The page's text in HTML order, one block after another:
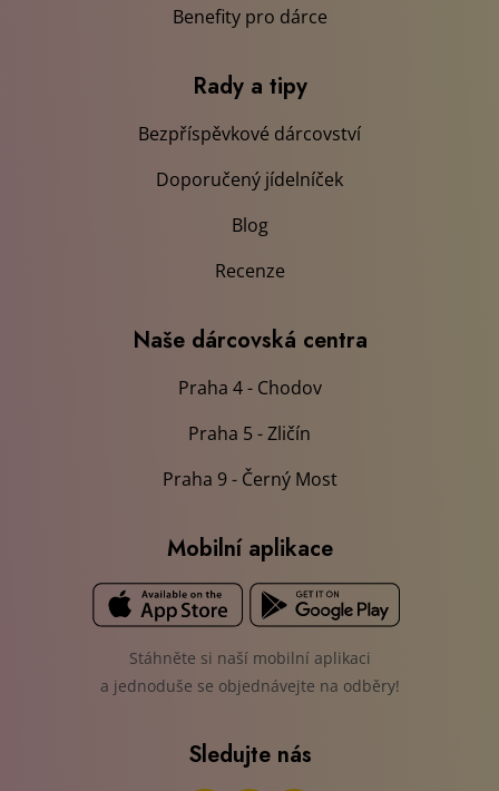
Benefity pro dárce
Rady a tipy
Bezpříspěvkové dárcovství
Doporučený jídelníček
Blog
Recenze
Naše dárcovská centra
Praha 4 - Chodov
Praha 5 - Zličín
Praha 9 - Černý Most
Mobilní aplikace
Stáhněte si naší mobilní aplikaci
a jednoduše se objednávejte na odběry!
Sledujte nás